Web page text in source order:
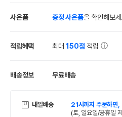
사은품 증정 사은품을 확인해보
적립혜택 최대150점 적립
배송정보 무료배송
내일배송 21시까지 주문하면,
(토, 일요일/공휴일